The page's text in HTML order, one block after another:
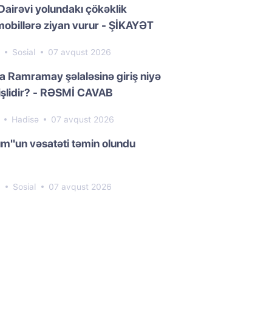
yolundakı çökəklik
ziyan vurur - ŞİKAYƏT
Sosial 07 avqust 2026
Ramramay şəlaləsinə giriş niyə
- RƏSMİ CAVAB
Hadisə 07 avqust 2026
vəsatəti təmin olundu
Sosial 07 avqust 2026